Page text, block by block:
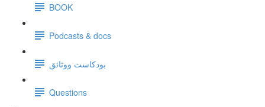
BOOK
Podcasts & docs
بودكاست ووثائق
Questions